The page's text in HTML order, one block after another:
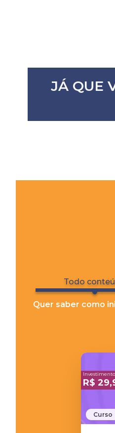
JÁ QUE
Todo
Quer saber como
Investimento
R$
Curso